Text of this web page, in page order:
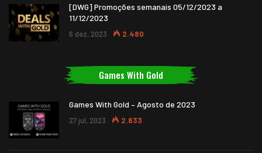
[DWG] Promoções semanais 05/12/2023 a
11/12/2023
6 dez, 2023 2.480
Games With Gold
Games With Gold – Agosto de 2023
27 jul, 2023 2.833